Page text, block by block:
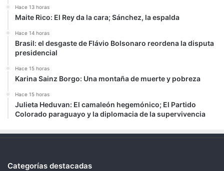
Hace 13 horas
Maite Rico: El Rey da la cara; Sánchez, la espalda
Hace 14 horas
Brasil: el desgaste de Flávio Bolsonaro reordena la disputa
presidencial
Hace 15 horas
Karina Sainz Borgo: Una montaña de muerte y pobreza
Hace 15 horas
Julieta Heduvan: El camaleón hegemónico; El Partido
Colorado paraguayo y la diplomacia de la supervivencia
Categorías destacadas